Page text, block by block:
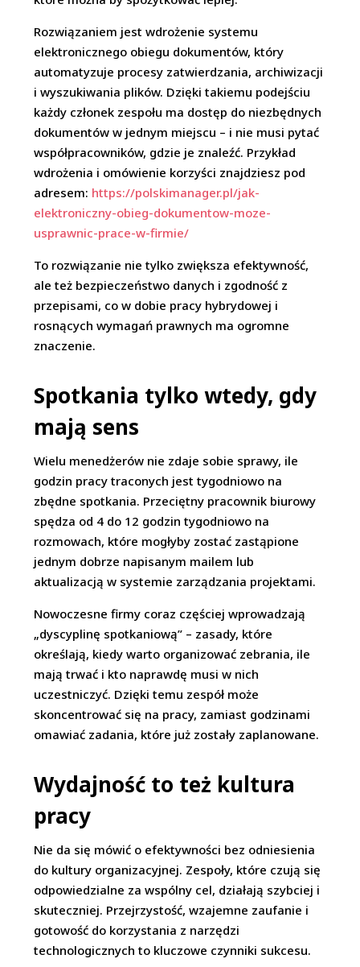
Rozwiązaniem jest wdrożenie systemu
elektronicznego obiegu dokumentów, który
automatyzuje procesy zatwierdzania, archiwizacji
i wyszukiwania plików. Dzięki takiemu podejściu
każdy członek zespołu ma dostęp do niezbędnych
dokumentów w jednym miejscu – i nie musi pytać
współpracowników, gdzie je znaleźć. Przykład
wdrożenia i omówienie korzyści znajdziesz pod
adresem: https://polskimanager.pl/jak-
elektroniczny-obieg-dokumentow-moze-
usprawnic-prace-w-firmie/
To rozwiązanie nie tylko zwiększa efektywność,
ale też bezpieczeństwo danych i zgodność z
przepisami, co w dobie pracy hybrydowej i
rosnących wymagań prawnych ma ogromne
znaczenie.
Spotkania tylko wtedy, gdy
mają sens
Wielu menedżerów nie zdaje sobie sprawy, ile
godzin pracy traconych jest tygodniowo na
zbędne spotkania. Przeciętny pracownik biurowy
spędza od 4 do 12 godzin tygodniowo na
rozmowach, które mogłyby zostać zastąpione
jednym dobrze napisanym mailem lub
aktualizacją w systemie zarządzania projektami.
Nowoczesne firmy coraz częściej wprowadzają
„dyscyplinę spotkaniową” – zasady, które
określają, kiedy warto organizować zebrania, ile
mają trwać i kto naprawdę musi w nich
uczestniczyć. Dzięki temu zespół może
skoncentrować się na pracy, zamiast godzinami
omawiać zadania, które już zostały zaplanowane.
Wydajność to też kultura
pracy
Nie da się mówić o efektywności bez odniesienia
do kultury organizacyjnej. Zespoły, które czują się
odpowiedzialne za wspólny cel, działają szybciej i
skuteczniej. Przejrzystość, wzajemne zaufanie i
gotowość do korzystania z narzędzi
technologicznych to kluczowe czynniki sukcesu.